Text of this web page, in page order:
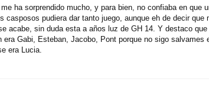
ha sorprendido mucho, y para bien, no confiaba en que
casposos pudiera dar tanto juego, aunque eh de decir que
acabe, sin duda esta a años luz de GH 14. Y destaco
era Gabi, Esteban, Jacobo, Pont porque no sigo
era Lucia.